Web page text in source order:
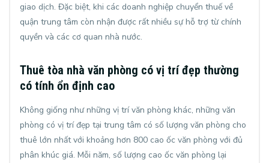
giao dịch. Đặc biệt, khi các doanh nghiệp chuyển thuế về
quận trung tâm còn nhận được rất nhiều sự hỗ trợ từ chính
quyền và các cơ quan nhà nước.
Thuê tòa nhà văn phòng có vị trí đẹp thường
có tính ổn định cao
Không giống như những vị trí văn phòng khác, những văn
phòng có vị trí đẹp tại trung tâm có số lượng văn phòng cho
thuê lớn nhất với khoảng hơn 800 cao ốc văn phòng với đủ
phân khúc giá. Mỗi năm, số lượng cao ốc văn phòng lại